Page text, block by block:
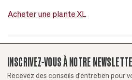
Acheter une plante XL
INSCRIVEZ-VOUS À NOTRE
Recevez des conseils d'entretien pour